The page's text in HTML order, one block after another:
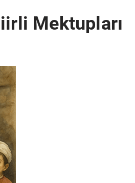
Mektupları